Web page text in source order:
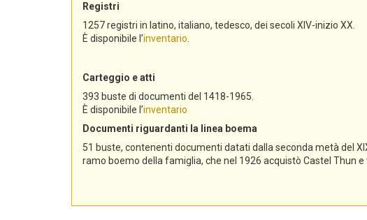
Registri
1257 registri in latino, italiano, tedesco, dei secoli XIV-inizio XX.
È disponibile l’inventario
Carteggio e atti
393 buste di documenti del 1418-1965.
È disponibile l’inventario
Documenti riguardanti la linea boema
51 buste, contenenti documenti datati dalla seconda metà del
ramo boemo della famiglia, che nel 1926 acquistò Castel Thun e